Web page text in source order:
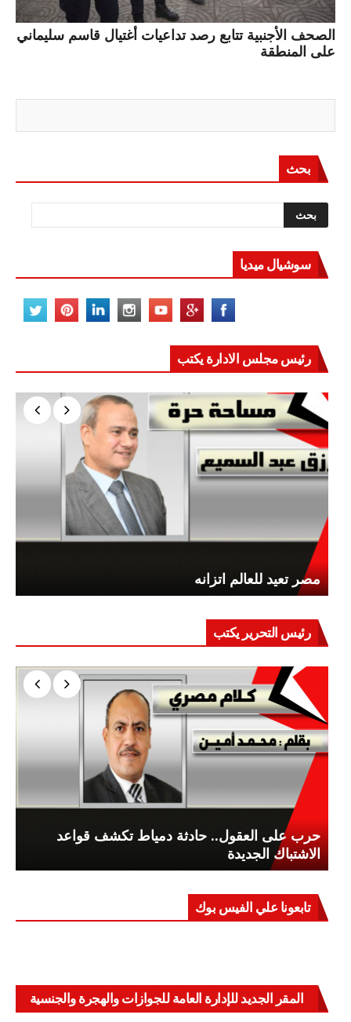
الصحف الأجنبية تتابع رصد تداعيات أغتيال قاسم سليماني
على المنطقة
بحث
سوشيال ميديا
رئيس مجلس الادارة يكتب
مصر تعيد للعالم اتزانه
رئيس التحرير يكتب
حرب على العقول.. حادثة دمياط تكشف قواعد
الاشتباك الجديدة
تابعونا علي الفيس بوك
المقر الجديد للإدارة العامة للجوازات والهجرة والجنسية